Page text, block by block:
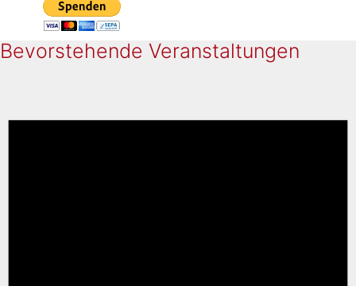
Bevorstehende Veranstaltungen